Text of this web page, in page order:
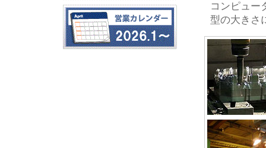
コンピュー
型の大きさ